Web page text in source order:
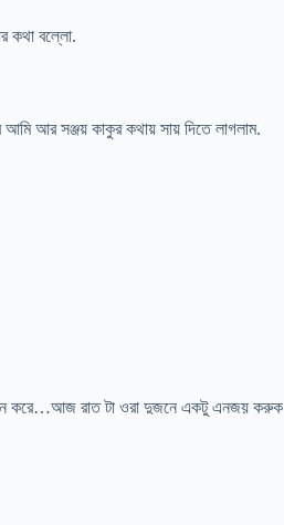
কথা বল্লো.
আর সঞ্জয় কাকুর কথায় সায় দিতে লাগলাম.
করে…আজ রাত টা ওরা দুজনে একটু এনজয় করুক